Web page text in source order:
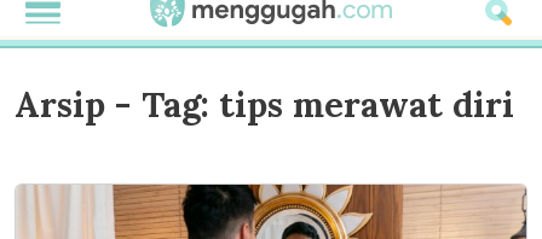
Arsip - Tag: tips merawat diri